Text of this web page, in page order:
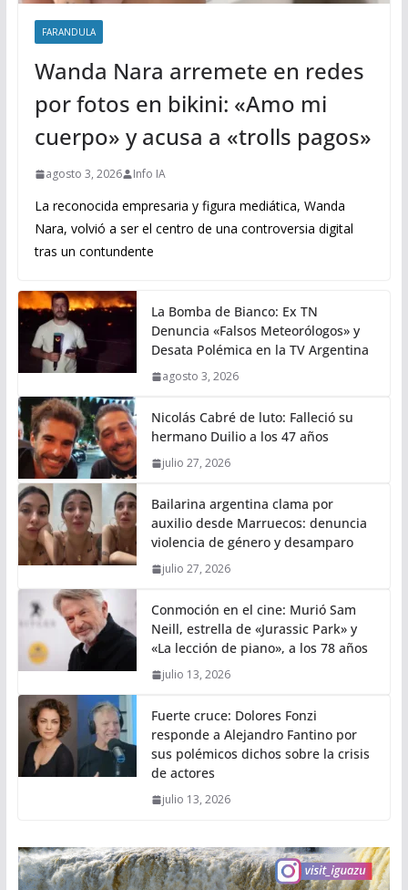
FARANDULA
Wanda Nara arremete en redes
por fotos en bikini: «Amo mi
cuerpo» y acusa a «trolls pagos»
agosto 3, 2026 Info IA
La reconocida empresaria y figura mediática, Wanda
Nara, volvió a ser el centro de una controversia digital
tras un contundente
La Bomba de Bianco: Ex TN
Denuncia «Falsos Meteorólogos» y
Desata Polémica en la TV Argentina
agosto 3, 2026
Nicolás Cabré de luto: Falleció su
hermano Duilio a los 47 años
julio 27, 2026
Bailarina argentina clama por
auxilio desde Marruecos: denuncia
violencia de género y desamparo
julio 27, 2026
Conmoción en el cine: Murió Sam
Neill, estrella de «Jurassic Park» y
«La lección de piano», a los 78 años
julio 13, 2026
Fuerte cruce: Dolores Fonzi
responde a Alejandro Fantino por
sus polémicos dichos sobre la crisis
de actores
julio 13, 2026